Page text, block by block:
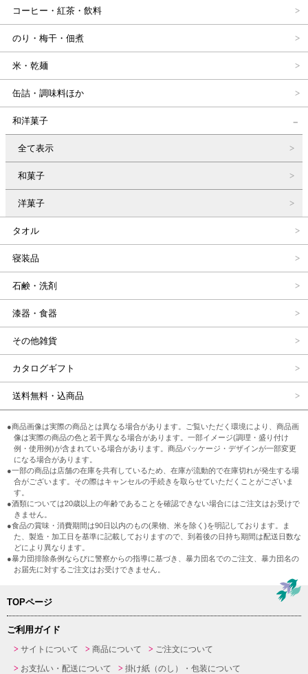
コーヒー・紅茶・飲料
のり・梅干・佃煮
米・乾麺
缶詰・調味料ほか
和洋菓子
全て表示
和菓子
洋菓子
タオル
寝装品
石鹸・洗剤
漆器・食器
その他雑貨
カタログギフト
送料無料・込商品
●商品画像は実際の商品とは異なる場合があります。ご覧いただく環境により、商品画
像は実際の商品の色と若干異なる場合があります。一部イメージ(調理・盛り付け
例・使用例)が含まれている場合があります。商品パッケージ・デザインが一部変更
になる場合があります。
●一部の商品は店舗の在庫を共有しているため、在庫が流動的で在庫切れが発生する場
合がございます。その際はキャンセルの手続きを取らせていただくことがございま
す。
●酒類については20歳以上の年齢であることを確認できない場合にはご注文はお受けで
きません。
●食品の賞味・消費期間は90日以内のもの(果物、米を除く)を明記しております。ま
た、製造・加工日を基準に記載しておりますので、到着後の日持ち期間は配送日数な
どにより異なります。
●暴力団排除条例ならびに警察からの指導に基づき、暴力団名でのご注文、暴力団名の
お届先に対するご注文はお受けできません。
TOPページ
ご利用ガイド
サイトについて 商品について
ご注文について
お支払い・配送について
掛け紙（のし）・包装について